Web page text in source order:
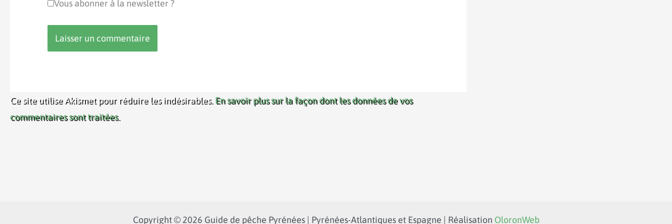
Vous abonner à la newsletter ?
Ce site utilise Akismet pour réduire les indésirables. En savoir plus sur la façon dont les données de vos
commentaires sont traitées.
Copyright © 2026 Guide de pêche Pyrénées | Pyrénées-Atlantiques et Espagne | Réalisation OloronWeb